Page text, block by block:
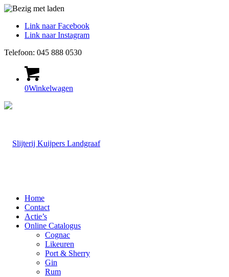
Link naar Facebook
Link naar Instagram
Telefoon: 045 888 0530
0Winkelwagen
Home
Contact
Actie’s
Online Catalogus
Cognac
Likeuren
Port & Sherry
Gin
Rum